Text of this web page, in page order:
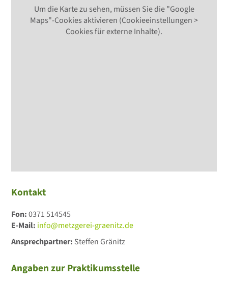
Um die Karte zu sehen, müssen Sie die "Google
Maps"-Cookies aktivieren (Cookieeinstellungen >
Cookies für externe Inhalte).
Kontakt
Fon:0371 514545
E-Mail: info@metzgerei-graenitz.de
Ansprechpartner: Steffen Gränitz
Angaben zur Praktikumsstelle